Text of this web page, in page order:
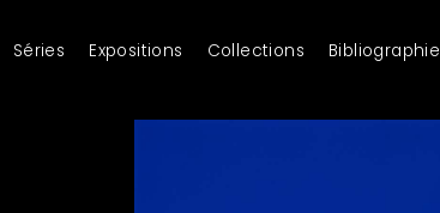
Séries Expositions Collections Bibliographie